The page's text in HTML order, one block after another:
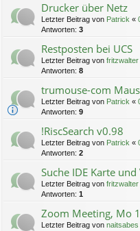
Drucker über Netz
Letzter Beitrag von Patrick «
Antworten: 3
Restposten bei UCS
Letzter Beitrag von fritzwalter
Antworten: 8
trumouse-com
Letzter Beitrag von Patrick «
Antworten: 9
!RiscSearch v0.98
Letzter Beitrag von Patrick «
Antworten: 2
Suche IDE Karte und
Letzter Beitrag von fritzwalter
Antworten: 1
Zoom Meeting, Mo
Letzter Beitrag von naitsabes